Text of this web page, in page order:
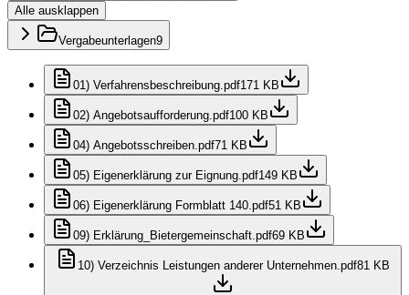
Alle ausklappen
Vergabeunterlagen9
01) Verfahrensbeschreibung.pdf171 KB
02) Angebotsaufforderung.pdf100 KB
04) Angebotsschreiben.pdf71 KB
05) Eigenerklärung zur Eignung.pdf149 KB
06) Eigenerklärung Formblatt 140.pdf51 KB
09) Erklärung_Bietergemeinschaft.pdf69 KB
10) Verzeichnis Leistungen anderer Unternehmen.pdf81 KB